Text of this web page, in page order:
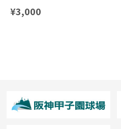
¥3,000